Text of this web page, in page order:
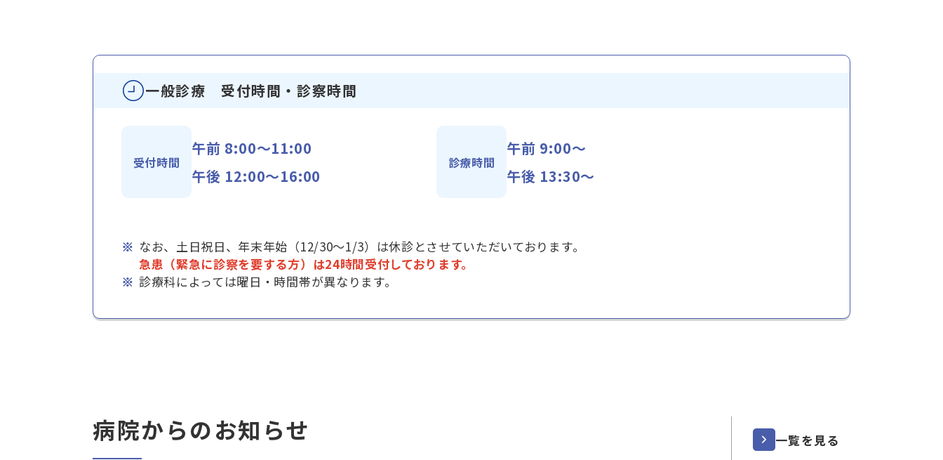
一般診療 受付時間・診察時間
受付時間
午前 8:00～11:00
午後 12:00〜16:00
診療時間
午前 9:00～
午後 13:30〜
なお、土日祝日、年末年始（12/30～1/3）は休診とさせていただいております。
急患（緊急に診察を要する方）は24時間受付しております。
診療科によっては曜日・時間帯が異なります。
病院からのお知らせ 一覧を見る